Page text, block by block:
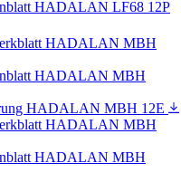
HADALAN LF68 12P
HADALAN MBH
HADALAN MBH
HADALAN MBH 12E
HADALAN MBH
HADALAN MBH